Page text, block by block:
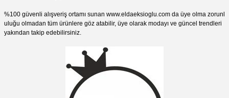
%100 güvenli alışveriş ortamı sunan www.eldaeksioglu.comda üye olma zorunl
uluğu olmadan tüm ürünlere göz atabilir, üye olarak modayı ve güncel trendleri
yakından takip edebilirsiniz.